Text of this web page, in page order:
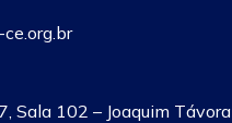
Sala 102 – Joaquim Távora